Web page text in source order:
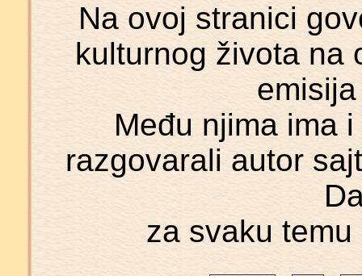
Na ovoj stranici
kulturnog života na
Među njima ima
razgovarali autor
za svaku